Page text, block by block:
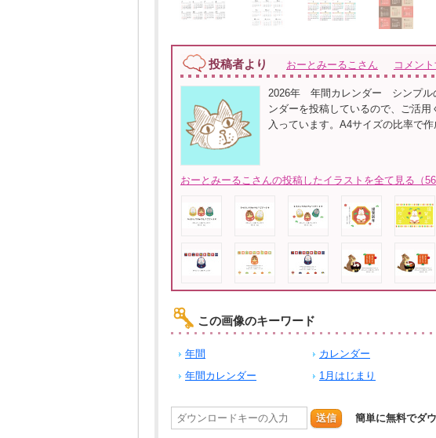
投稿者より おーとみーるこさん コメン
2026年 年間カレンダー シンプル
ンダーを投稿しているので、ご活
入っています。A4サイズの比率で作
おーとみーるこさんの投稿したイラストを全て見る（
この画像のキーワード
年間 カレンダー
年間カレンダー
1月はじまり
送信 簡単に無料でダ